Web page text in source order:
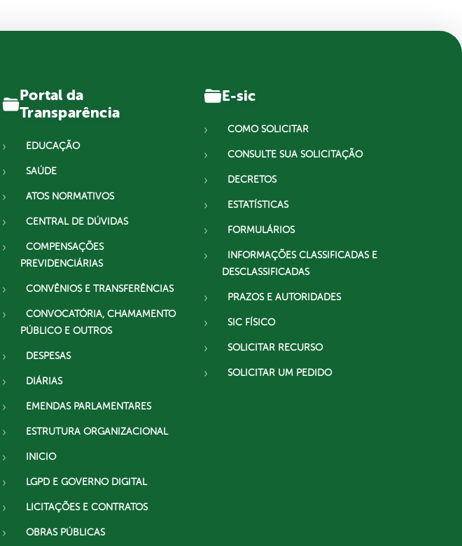
Portal da
Transparência
EDUCAÇÃO
SAÚDE
ATOS NORMATIVOS
CENTRAL DE DÚVIDAS
COMPENSAÇÕES
PREVIDENCIÁRIAS
CONVÊNIOS E TRANSFERÊNCIAS
CONVOCATÓRIA, CHAMAMENTO
PÚBLICO E OUTROS
DESPESAS
DIÁRIAS
EMENDAS PARLAMENTARES
ESTRUTURA ORGANIZACIONAL
INICIO
LGPD E GOVERNO DIGITAL
LICITAÇÕES E CONTRATOS
OBRAS PÚBLICAS
E-sic
COMO SOLICITAR
CONSULTE SUA SOLICITAÇÃO
DECRETOS
ESTATÍSTICAS
FORMULÁRIOS
INFORMAÇÕES CLASSIFICADAS E
DESCLASSIFICADAS
PRAZOS E AUTORIDADES
SIC FÍSICO
SOLICITAR RECURSO
SOLICITAR UM PEDIDO